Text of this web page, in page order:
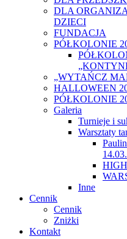
DLA
DZIECI
FUNDACJA
PÓŁKOLONIE
„WYTAŃCZ
HALLOWEEN
PÓŁKOLONIE
Galeria
Turnieje i
Warsztaty
Inne
Cennik
Cennik
Zniżki
Kontakt